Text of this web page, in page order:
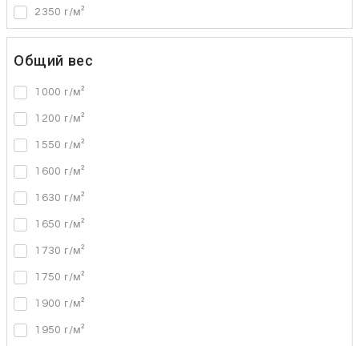
2350 г/м²
Общий вес
1000 г/м²
1200 г/м²
1550 г/м²
1600 г/м²
1630 г/м²
1650 г/м²
1730 г/м²
1750 г/м²
1900 г/м²
1950 г/м²